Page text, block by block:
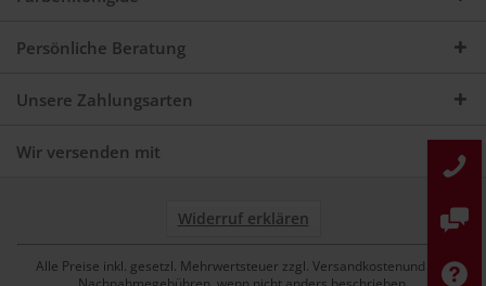
Persönliche Beratung
Unsere Zahlungsarten
Wir versenden mit
Widerruf erklären
Alle Preise inkl. gesetzl. Mehrwertsteuer zzgl. Versandkostenund ggf.